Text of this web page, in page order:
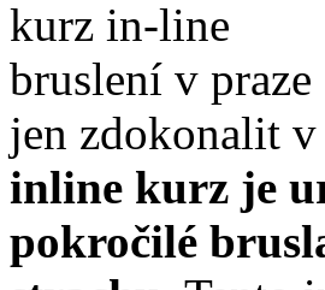
jen zdokonalit
inline kurz je
pokročilé